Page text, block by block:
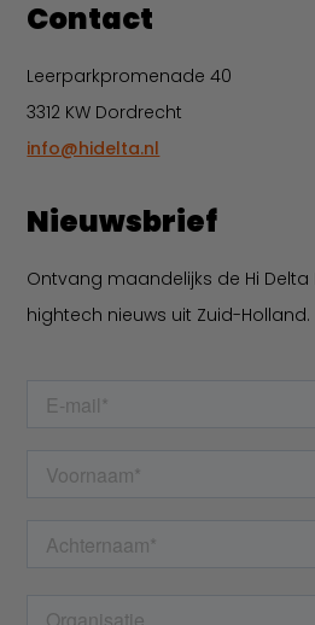
Contact
Leerparkpromenade 40
3312 KW Dordrecht
info@hidelta.nl
Nieuwsbrief
Ontvang maandelijks de Hi Delta
hightech nieuws uit Zuid-Holland.